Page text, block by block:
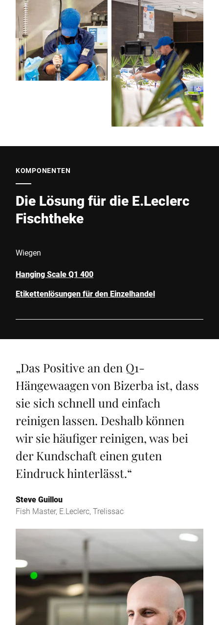
KOMPONENTEN
Die Lösung für die E.Leclerc
Fischtheke
Wiegen
Hanging Scale Q1 400
Etikettenlösungen für den Einzelhandel
„Das Positive an den Q1-
Hängewaagen von Bizerba ist, dass
sie sich schnell und einfach
reinigen lassen. Deshalb können
wir sie häufiger reinigen, was bei
der Kundschaft einen guten
Eindruck hinterlässt.“
Steve Guillou
Fish Master, E.Leclerc, Trelissac